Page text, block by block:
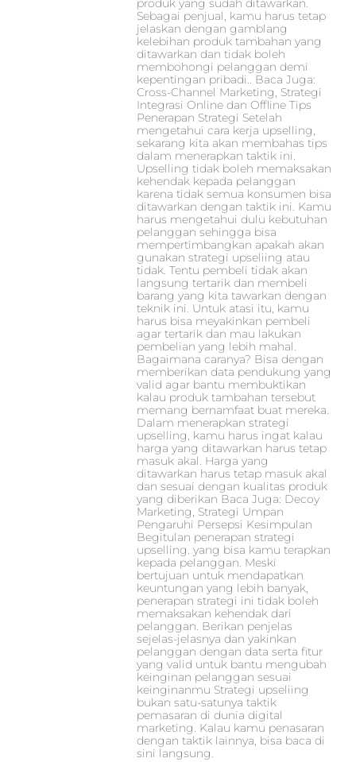
produk yang sudah ditawarkan.
Sebagai penjual, kamu harus tetap
jelaskan dengan gamblang
kelebihan produk tambahan yang
ditawarkan dan tidak boleh
membohongi pelanggan demi
kepentingan pribadi.. Baca Juga:
Cross-Channel Marketing, Strategi
Integrasi Online dan Offline Tips
Penerapan Strategi Setelah
mengetahui cara kerja upselling,
sekarang kita akan membahas tips
dalam menerapkan taktik ini.
Upselling tidak boleh memaksakan
kehendak kepada pelanggan
karena tidak semua konsumen bisa
ditawarkan dengan taktik ini. Kamu
harus mengetahui dulu kebutuhan
pelanggan sehingga bisa
mempertimbangkan apakah akan
gunakan strategi upseliing atau
tidak. Tentu pembeli tidak akan
langsung tertarik dan membeli
barang yang kita tawarkan dengan
teknik ini. Untuk atasi itu, kamu
harus bisa meyakinkan pembeli
agar tertarik dan mau lakukan
pembelian yang lebih mahal.
Bagaimana caranya? Bisa dengan
memberikan data pendukung yang
valid agar bantu membuktikan
kalau produk tambahan tersebut
memang bernamfaat buat mereka.
Dalam menerapkan strategi
upselling, kamu harus ingat kalau
harga yang ditawarkan harus tetap
masuk akal. Harga yang
ditawarkan harus tetap masuk akal
dan sesuai dengan kualitas produk
yang diberikan Baca Juga: Decoy
Marketing, Strategi Umpan
Pengaruhi Persepsi Kesimpulan
Begitulan penerapan strategi
upselling. yang bisa kamu terapkan
kepada pelanggan. Meski
bertujuan untuk mendapatkan
keuntungan yang lebih banyak,
penerapan strategi ini tidak boleh
memaksakan kehendak dari
pelanggan. Berikan penjelas
sejelas-jelasnya dan yakinkan
pelanggan dengan data serta fitur
yang valid untuk bantu mengubah
keinginan pelanggan sesuai
keinginanmu Strategi upseliing
bukan satu-satunya taktik
pemasaran di dunia digital
marketing. Kalau kamu penasaran
dengan taktik lainnya, bisa baca di
sini langsung.